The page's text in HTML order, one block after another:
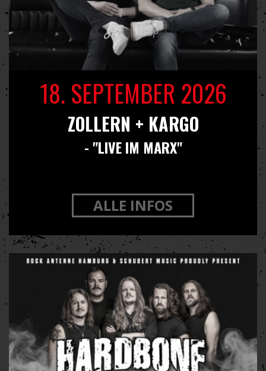
18. SEPTEMBER 2026
ZOLLERN + KARGO
- "LIVE IM MARX"
ALLE INFOS